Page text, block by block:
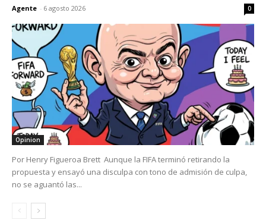
Agente - 6 agosto 2026 0
Opinion
Por Henry Figueroa Brett Aunque la FIFA terminó retirando la
propuesta y ensayó una disculpa con tono de admisión de culpa,
no se aguantó las...